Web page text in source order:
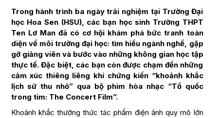
Trong hành trình ba ngày trải nghiệm tại Trường Đại
học Hoa Sen (HSU), các bạn học sinh Trường THPT
Ten Lơ Man đã có cơ hội khám phá bức tranh toàn
diện về môi trường đại học: tìm hiểu ngành nghề, gặp
gỡ giảng viên và bước vào những không gian học tập
thực tế. Đặc biệt, các bạn còn được chạm đến những
cảm xúc thiêng liêng khi chứng kiến “khoảnh khắc
lịch sử thu nhỏ” qua bộ phim hòa nhạc “Tổ quốc
trong tim: The Concert Film”.
Khoảnh khắc thưởng thức tác phẩm điện ảnh quy mô lớn